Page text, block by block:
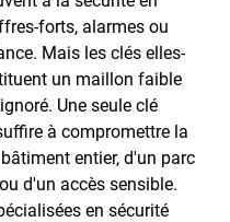
forts, alarmes ou
Mais les clés elles-
un maillon faible
Une seule clé
à compromettre la
entier, d'un parc
d'un accès sensible.
en sécurité